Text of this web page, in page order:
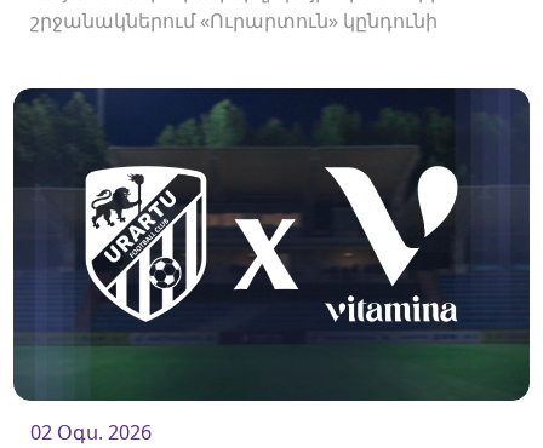
շրջանակներում «Ուրարտուն» կընդունի
02 Օգս. 2026